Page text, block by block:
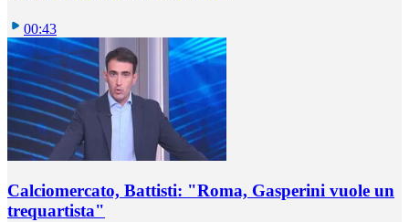
00:43
Calciomercato, Battisti: "Roma, Gasperini vuole un
trequartista"